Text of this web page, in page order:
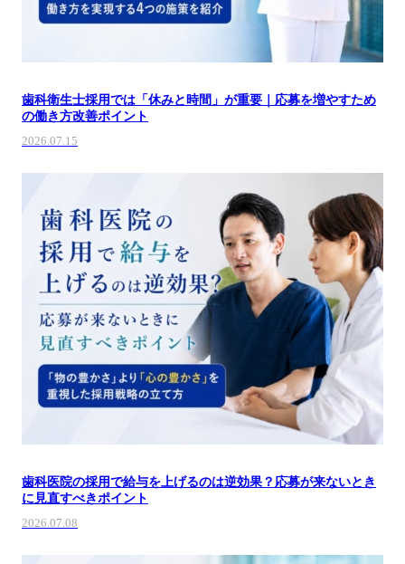
歯科衛生士採用では「休みと時間」が重要｜応募を増やすため
の働き方改善ポイント
2026.07.15
歯科医院の採用で給与を上げるのは逆効果？応募が来ないとき
に見直すべきポイント
2026.07.08